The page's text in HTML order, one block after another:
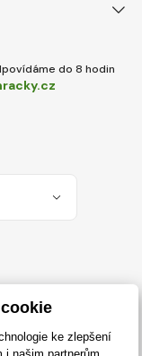
do 8 hodin